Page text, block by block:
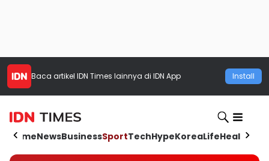
Baca artikel IDN Times lainnya di IDN App Install
HomeNewsBusinessSportTechHypeKoreaLifeHealth